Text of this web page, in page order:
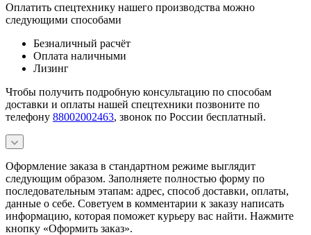
Оплатить спецтехнику нашего производства можно
следующими способами
Безналичный расчёт
Оплата наличными
Лизинг
Чтобы получить подробную консультацию по способам
доставки и оплаты нашей спецтехники позвоните по
телефону 88002002463, звонок по России бесплатный.
Оформление заказа в стандартном режиме выглядит
следующим образом. Заполняете полностью форму по
последовательным этапам: адрес, способ доставки, оплаты,
данные о себе. Советуем в комментарии к заказу написать
информацию, которая поможет курьеру вас найти. Нажмите
кнопку «Оформить заказ».